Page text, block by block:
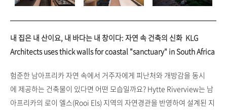
내 집은 내 산이요, 내 바다는 내 창이다: 자연 속 건축의 신화 KLG
Architects uses thick walls for coastal "sanctuary" in South Africa
험준한 남아프리카 자연 속에서 거주자에게 피난처와 개방감을 동시
에 제공하는 건축물이 있다면 어떤 모습일까요? Hytte Riverview는 남
아프리카의 로이 엘스(Rooi Els) 지역의 자연경관을 반영하여 설계된 지